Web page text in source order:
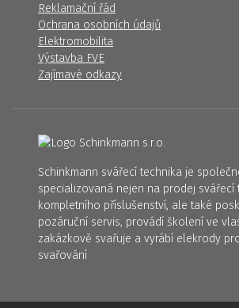
Reklamační řád
Ochrana osobních údajů
Elektromobilita
Výstavba FVE
Zajímavé odkazy
Schinkmann svářecí technika je
specializovaná nejen na prodej svářecí
kompletního příslušenství, ale také
pozáruční servis, provádí školení ve
zakázkově svařuje a vyrábí elekrody
svařování